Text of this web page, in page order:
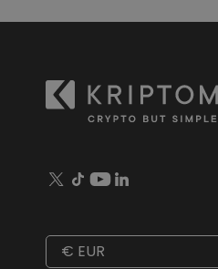
€ EUR